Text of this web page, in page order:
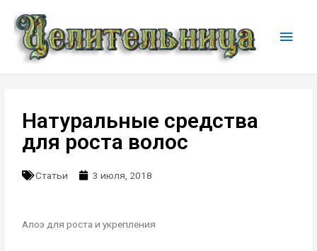
Натуральные средства
для роста волос
Статьи 3 июля, 2018
Алоэ для роста и укрепления